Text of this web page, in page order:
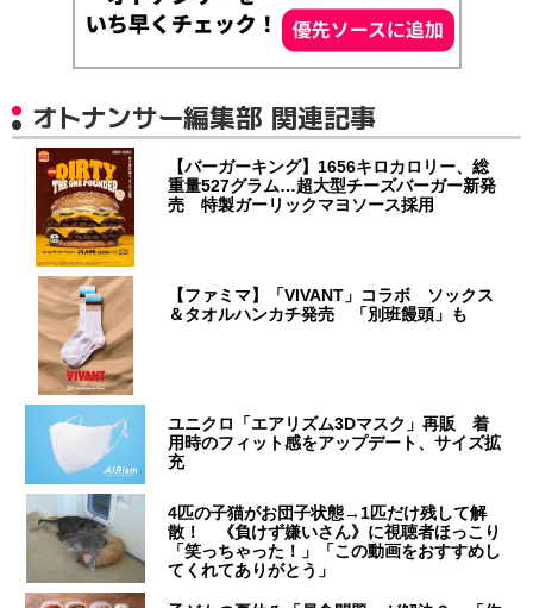
オトナンサー編集部 関連記事
【バーガーキング】1656キロカロリー、総
重量527グラム…超大型チーズバーガー新発
売 特製ガーリックマヨソース採用
【ファミマ】「VIVANT」コラボ ソックス
＆タオルハンカチ発売 「別班饅頭」も
ユニクロ「エアリズム3Dマスク」再販 着
用時のフィット感をアップデート、サイズ拡
充
4匹の子猫がお団子状態→1匹だけ残して解
散！ 《負けず嫌いさん》に視聴者ほっこり
「笑っちゃった！」「この動画をおすすめし
てくれてありがとう」